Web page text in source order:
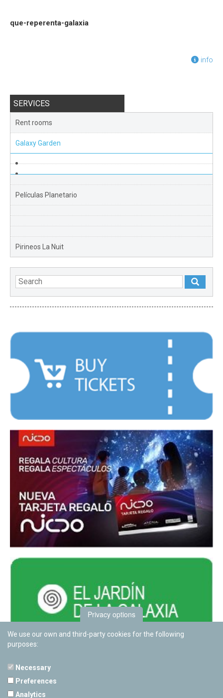
que-reperenta-galaxia
info
SERVICES
Rent rooms
Galaxy Garden
Películas Planetario
Pirineos La Nuit
Privacy options
We use our own and third-party cookies for the following
purposes:
Necessary
Preferences
Analytics